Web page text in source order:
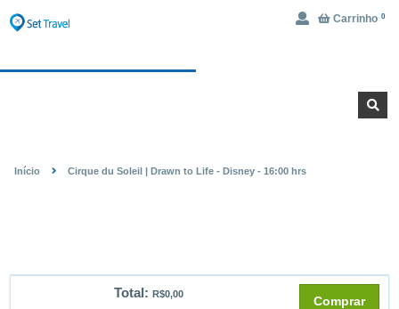
Carrinho 0
Início Cirque du Soleil | Drawn to Life - Disney - 16:00 hrs
Comprar
Total: R$0,00